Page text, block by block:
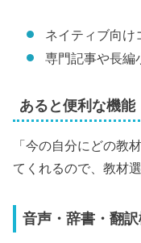
ネイティブ向け
専門記事や長編
あると便利な機
「今の自分にどの教
てくれるので、教材
音声・辞書・翻